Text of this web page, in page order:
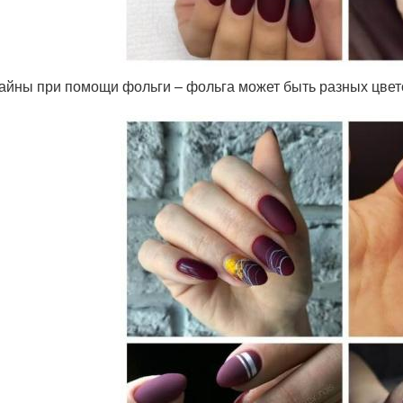
при помощи фольги – фольга может быть разных